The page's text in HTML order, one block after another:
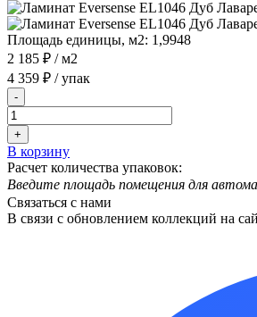
Площадь единицы, м2: 1,9948
2 185 ₽ / м2
4 359 ₽ / упак
-
+
В корзину
Расчет количества упаковок:
Введите площадь помещения для
Связаться с нами
В связи с обновлением коллекций на